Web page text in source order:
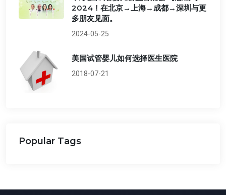
2024！在北京→上海→成都→深圳与更
多朋友见面。
2024-05-25
美国试管婴儿如何选择医生医院
2018-07-21
Popular Tags